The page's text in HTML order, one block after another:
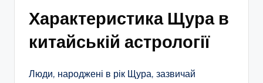
Характеристика Щура в
китайській астрології
Люди, народжені в рік Щура, зазвичай